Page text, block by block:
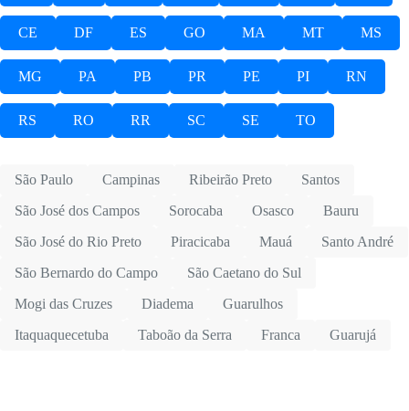
CE DF ES GO MA MT MS
MG PA PB PR PE PI RN
RS RO RR SC SE TO
São Paulo Campinas Ribeirão Preto
Santos
São José dos Campos
Sorocaba Osasco
Bauru
São José do Rio Preto
Piracicaba Mauá
Santo André
São Bernardo do Campo
São Caetano do Sul
Mogi das Cruzes
Diadema
Guarulhos
Itaquaquecetuba
Taboão da Serra Franca Guarujá